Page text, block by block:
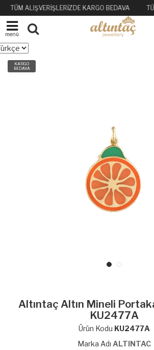
TÜM ALIŞVERİŞLERİZDE KARGO BEDAVA
menü
KARGO
BEDAVA
Altıntaç Altın Mineli
KU2477A
Ürün Kodu KU2477A
Marka Adı ALTINTAC